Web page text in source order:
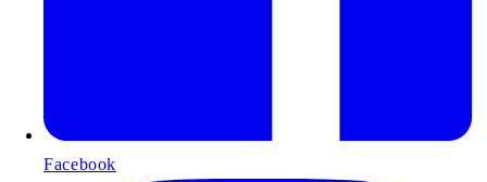
Facebook